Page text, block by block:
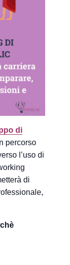
di
percorso
l’uso di
di